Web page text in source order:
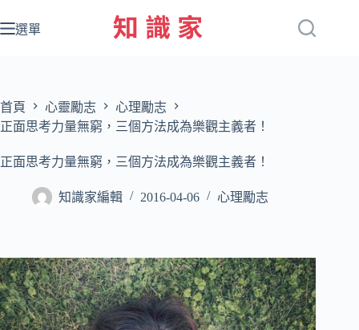
至
容
選單
首頁 心靈勵志
心理勵志
正面思考力量無窮，三個方法成為樂觀主義者！
正面思考力量無窮，三個方法成為樂觀主義者！
知識家編輯 2016-04-06 心理勵志